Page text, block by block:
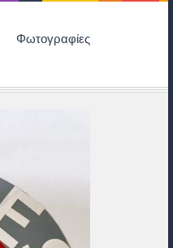
Φωτογραφίες